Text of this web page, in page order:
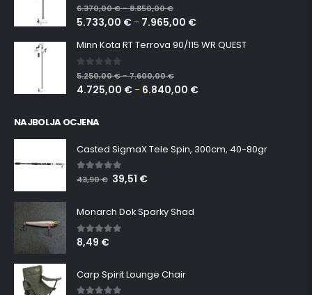
0 out of 5
6.370,00€–8.850,00€
5.733,00 € – 7.965,00 €
Minn Kota RT Terrova 90/115 WR QUEST
0 out of 5
5.250,00€–7.600,00€
4.725,00 € – 6.840,00 €
NAJBOLJA OCJENA
Casted SigmaX Tele Spin, 300cm, 40-80gr
5.00out of 5
43,90€ 39,51 €
Monarch Dok Sparky Shad
5.00 out of 5
8,49 €
Carp Spirit Lounge Chair